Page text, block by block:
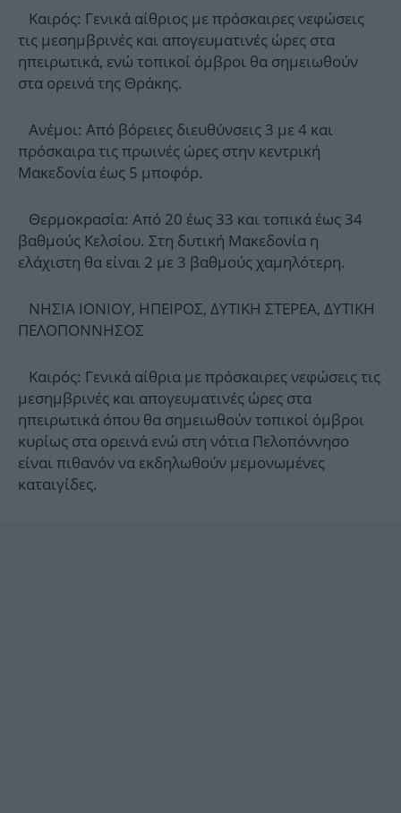
Καιρός: Γενικά αίθριος με πρόσκαιρες νεφώσεις
τις μεσημβρινές και απογευματινές ώρες στα
ηπειρωτικά, ενώ τοπικοί όμβροι θα σημειωθούν
στα ορεινά της Θράκης.
Ανέμοι: Από βόρειες διευθύνσεις 3 με 4 και
πρόσκαιρα τις πρωινές ώρες στην κεντρική
Μακεδονία έως 5 μποφόρ.
Θερμοκρασία: Από 20 έως 33 και τοπικά έως 34
βαθμούς Κελσίου. Στη δυτική Μακεδονία η
ελάχιστη θα είναι 2 με 3 βαθμούς χαμηλότερη.
ΝΗΣΙΑ ΙΟΝΙΟΥ, ΗΠΕΙΡΟΣ, ΔΥΤΙΚΗ ΣΤΕΡΕΑ, ΔΥΤΙΚΗ
ΠΕΛΟΠΟΝΝΗΣΟΣ
Καιρός: Γενικά αίθρια με πρόσκαιρες νεφώσεις τις
μεσημβρινές και απογευματινές ώρες στα
ηπειρωτικά όπου θα σημειωθούν τοπικοί όμβροι
κυρίως στα ορεινά ενώ στη νότια Πελοπόννησο
είναι πιθανόν να εκδηλωθούν μεμονωμένες
καταιγίδες.